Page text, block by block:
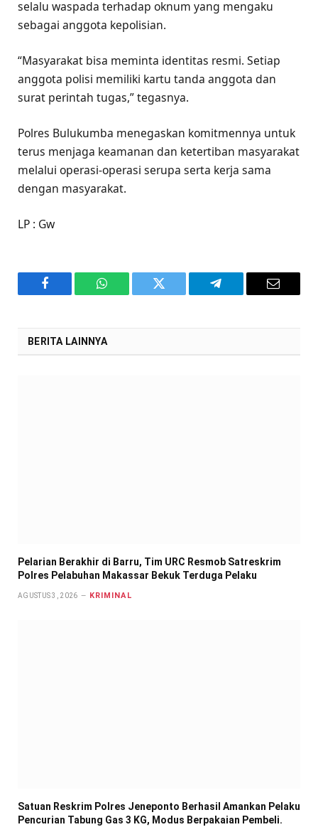
selalu waspada terhadap oknum yang mengaku
sebagai anggota kepolisian.
“Masyarakat bisa meminta identitas resmi. Setiap
anggota polisi memiliki kartu tanda anggota dan
surat perintah tugas,” tegasnya.
Polres Bulukumba menegaskan komitmennya untuk
terus menjaga keamanan dan ketertiban masyarakat
melalui operasi-operasi serupa serta kerja sama
dengan masyarakat.
LP : Gw
Facebook WhatsAppTwitter Telegram Email
BERITA LAINNYA
Pelarian Berakhir di Barru, Tim URC Resmob Satreskrim
Polres Pelabuhan Makassar Bekuk Terduga Pelaku
AGUSTUS 3, 2026 KRIMINAL
Satuan Reskrim Polres Jeneponto Berhasil Amankan Pelaku
Pencurian Tabung Gas 3 KG, Modus Berpakaian Pembeli.